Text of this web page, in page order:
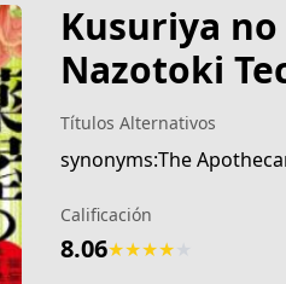
Kusuriya
Nazotoki
Títulos Alternativos
synonyms:The
Calificación
8.06★★★★